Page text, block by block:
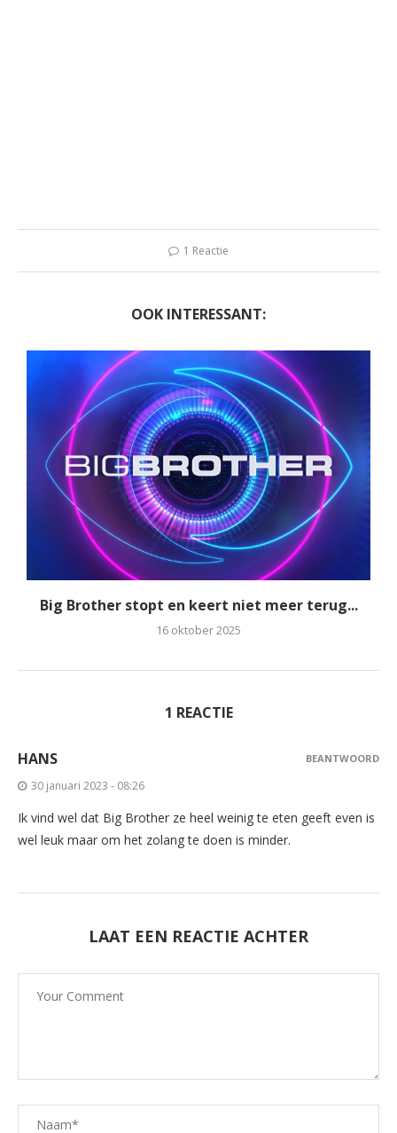
1 Reactie
OOK INTERESSANT:
Big Brother stopt en keert niet meer terug...
16 oktober 2025
1 REACTIE
HANS
30 januari 2023 - 08:26
Ik vind wel dat Big Brother ze heel weinig te eten geeft even is
wel leuk maar om het zolang te doen is minder.
BEANTWOORD
LAAT EEN REACTIE ACHTER